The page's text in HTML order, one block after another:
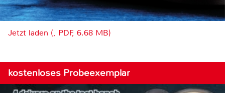
Jetzt laden (, PDF, 6.68 MB)
kostenloses Probeexemplar